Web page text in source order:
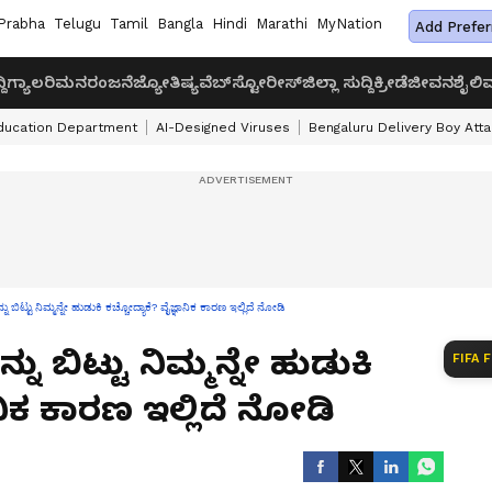
Telugu Tamil Bangla Hindi Marathi MyNation Add
ಗ್ಯಾಲರಿಮನರಂಜನೆಜ್ಯೋತಿಷ್ಯವೆಬ್‌ಸ್ಟೋರೀಸ್ಜಿಲ್ಲಾ ಸುದ್ದಿಕ್ರೀಡೆಜೀವನಶೈಲಿ
Department AI-Designed Viruses Bengaluru Delivery Boy
ಬಿಟ್ಟು ನಿಮ್ಮನ್ನೇ ಹುಡುಕಿ ಕಚ್ಚೋದ್ಯಾಕೆ? ವೈಜ್ಞಾನಿಕ ಕಾರಣ ಇಲ್ಲಿದೆ ನೋಡಿ
ಬಿಟ್ಟು ನಿಮ್ಮನ್ನೇ ಹುಡುಕಿ
ಕಾರಣ ಇಲ್ಲಿದೆ ನೋಡಿ
FIFA